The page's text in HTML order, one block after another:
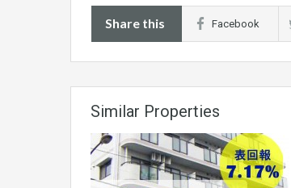
Share this Facebook
Similar Properties